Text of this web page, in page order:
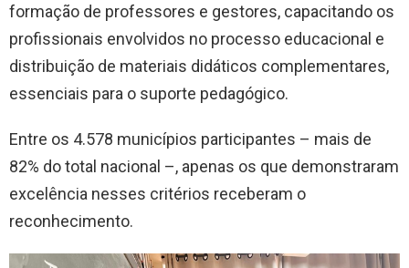
formação de professores e gestores, capacitando os
profissionais envolvidos no processo educacional e
distribuição de materiais didáticos complementares,
essenciais para o suporte pedagógico.
Entre os 4.578 municípios participantes – mais de
82% do total nacional –, apenas os que demonstraram
excelência nesses critérios receberam o
reconhecimento.